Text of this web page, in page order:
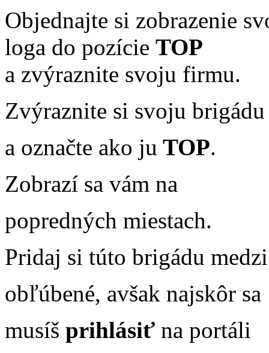
Objednajte si zobrazenie
loga do pozície TOP
a zvýraznite svoju firmu.
Zvýraznite si svoju brigádu
a označte ako ju TOP.
Zobrazí sa vám na
popredných miestach.
Pridaj si túto brigádu medzi
obľúbené, avšak najskôr sa
musíš prihlásiť na portáli